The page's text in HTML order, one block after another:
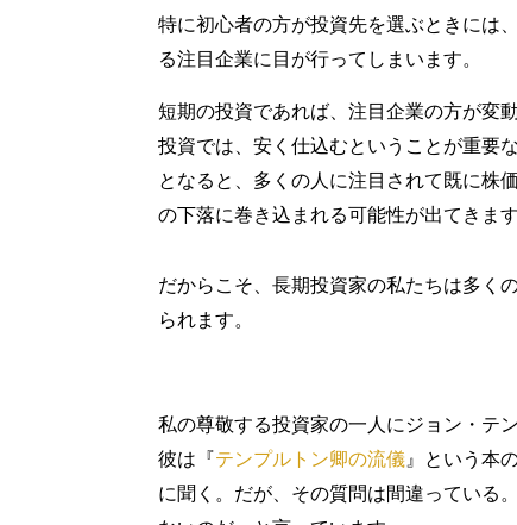
特に初心者の方が投資先を選ぶときには
る注目企業に目が行ってしまいます。
短期の投資であれば、注目企業の方が変
投資では、安く仕込むということが重要
となると、多くの人に注目されて既に株
の下落に巻き込まれる可能性が出てきます
だからこそ、長期投資家の私たちは多く
られます。
私の尊敬する投資家の一人にジョン・テ
彼は『テンプルトン卿の流儀 』という本
に聞く。だが、その質問は間違っている